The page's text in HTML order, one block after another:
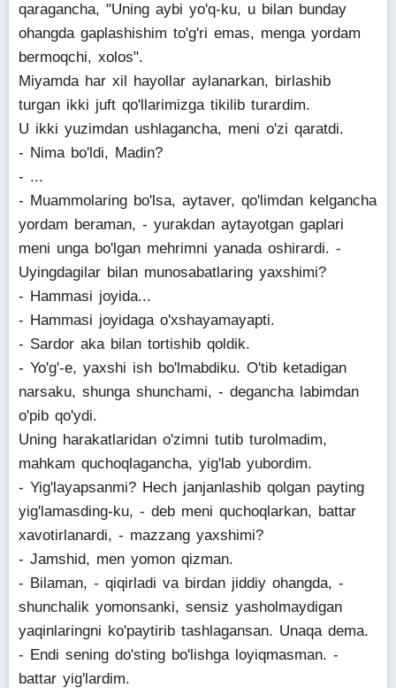
qaragancha, "Uning aybi yo'q-ku, u bilan bunday
ohangda gaplashishim to'g'ri emas, menga yordam
bermoqchi, xolos".
Miyamda har xil hayollar aylanarkan, birlashib
turgan ikki juft qo'llarimizga tikilib turardim.
U ikki yuzimdan ushlagancha, meni o'zi qaratdi.
- Nima bo'ldi, Madin?
- ...
- Muammolaring bo'lsa, aytaver, qo'limdan kelgancha
yordam beraman, - yurakdan aytayotgan gaplari
meni unga bo'lgan mehrimni yanada oshirardi. -
Uyingdagilar bilan munosabatlaring yaxshimi?
- Hammasi joyida...
- Hammasi joyidaga o'xshayamayapti.
- Sardor aka bilan tortishib qoldik.
- Yo'g'-e, yaxshi ish bo'lmabdiku. O'tib ketadigan
narsaku, shunga shunchami, - degancha labimdan
o'pib qo'ydi.
Uning harakatlaridan o'zimni tutib turolmadim,
mahkam quchoqlagancha, yig'lab yubordim.
- Yig'layapsanmi? Hech janjanlashib qolgan payting
yig'lamasding-ku, - deb meni quchoqlarkan, battar
xavotirlanardi, - mazzang yaxshimi?
- Jamshid, men yomon qizman.
- Bilaman, - qiqirladi va birdan jiddiy ohangda, -
shunchalik yomonsanki, sensiz yasholmaydigan
yaqinlaringni ko'paytirib tashlagansan. Unaqa dema.
- Endi sening do'sting bo'lishga loyiqmasman. -
battar yig'lardim.